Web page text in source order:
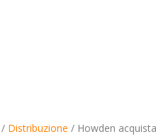
/ Distribuzione / Howden